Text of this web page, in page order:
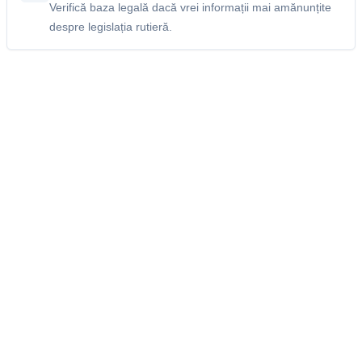
Verifică baza legală dacă vrei informații mai amănunțite
despre legislația rutieră.